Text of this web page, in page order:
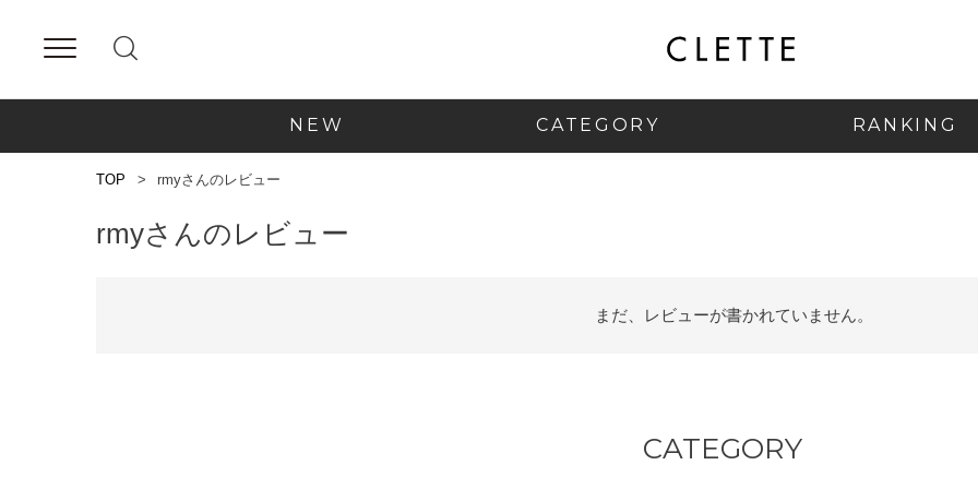
NEW CATEGORY RANKING
TOP rmyさんのレビュー
rmyさんのレビュー
まだ、レビューが書かれていません。
CATEGORY